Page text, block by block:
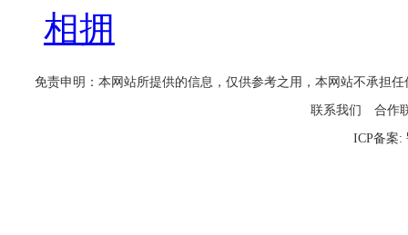
相拥
免责申明：本网站所提供的信息，仅供参考之用，本网站不承担
联系我们 合作
ICP备案: